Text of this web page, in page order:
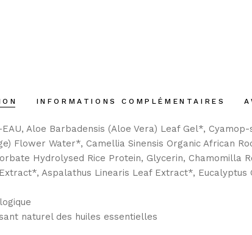
INFORMATIONS COMPLÉMENTAIRES
EAU, Aloe Barbadensis (Aloe Vera) Leaf Gel*,
Flower Water*, Camellia Sinensis Organic African
Hydrolysed Rice Protein, Glycerin,
Aspalathus Linearis Leaf Extract*,
naturel des huiles essentielles